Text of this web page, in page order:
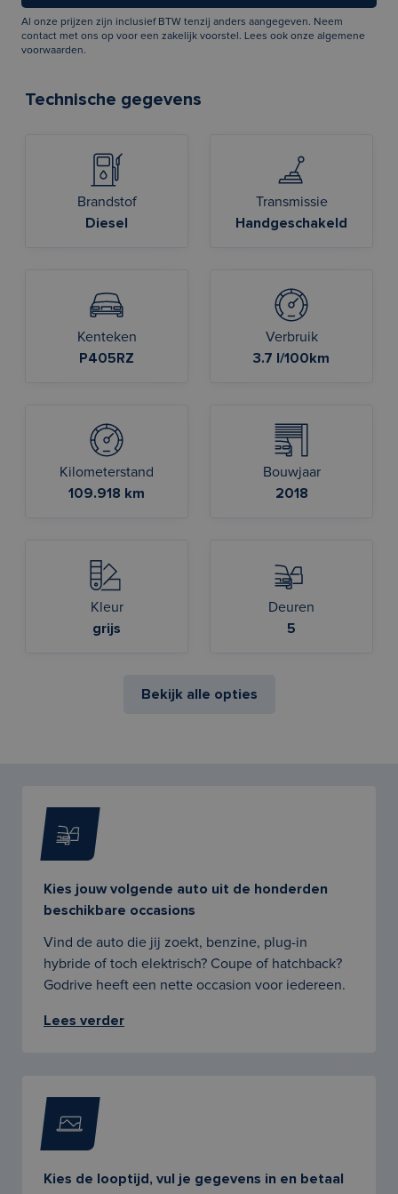
Al onze prijzen zijn inclusief BTW tenzij anders aangegeven. Neem
contact met ons op voor een zakelijk voorstel. Lees ook onze algemene
voorwaarden.
Technische gegevens
Brandstof
Diesel
Transmissie
Handgeschakeld
Kenteken
P405RZ
Verbruik
3.7 l/100km
Kilometerstand
109.918 km
Bouwjaar
2018
Kleur
grijs
Deuren
5
Bekijk alle opties
Kies jouw volgende auto uit de honderden
beschikbare occasions
Vind de auto die jij zoekt, benzine, plug-in
hybride of toch elektrisch? Coupe of hatchback?
Godrive heeft een nette occasion voor iedereen.
Lees verder
Kies de looptijd, vul je gegevens in en betaal